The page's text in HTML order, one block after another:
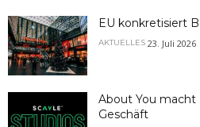
EU konkretisiert
AKTUELLES 23. Juli 2026
About You
Geschäft